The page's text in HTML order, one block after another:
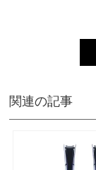
関連の記事